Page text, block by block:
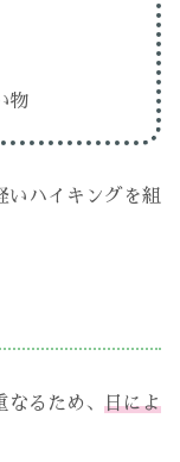
物
いハイキングを組
るため、 日によ